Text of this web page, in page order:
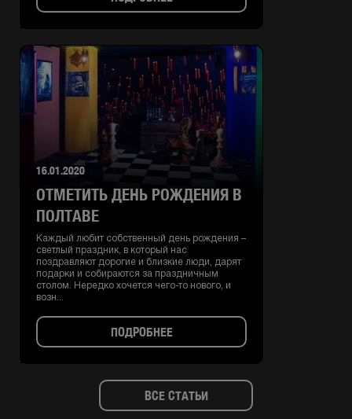
ОТМЕТИТЬ ДЕНЬ РОЖДЕНИЯ В
ПОЛТАВЕ
Каждый любит собственный день рождения –
светлый праздник, в который нас
поздравляют дорогие и близкие люди, дарят
подарки и собираются за праздничным
столом. Нередко хочется чего-то нового, и
возн...
16.01.2020
ПОДРОБНЕЕ
ВСЕ СТАТЬИ